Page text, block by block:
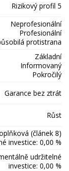
Rizikový profil 5
Neprofesionální
Profesionální
protistrana
Základní
Informovaný
Pokročilý
Garance bez ztrát
Růst
(článek 8)
investice: 0,00 %
udržitelné
investice: 0,00 %